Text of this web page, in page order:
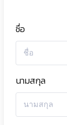
ชื่อ
นามสกุล